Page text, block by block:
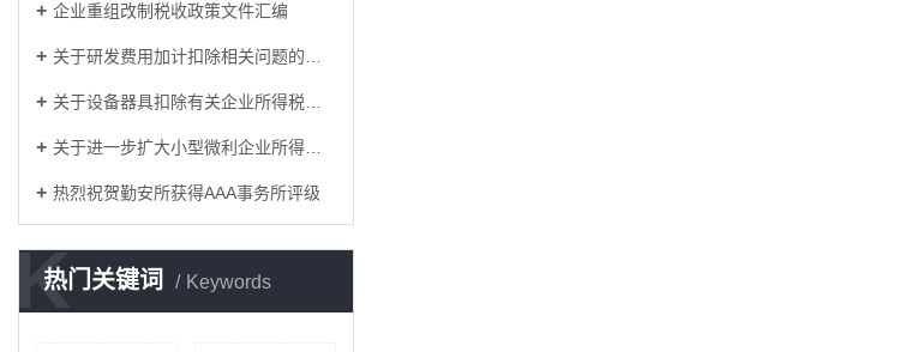
企业重组改制税收政策文件汇编
关于研发费用加计扣除相关问题的答复
关于设备器具扣除有关企业所得税政策的通知
关于进一步扩大小型微利企业所得税优惠政策范围的通知
热烈祝贺勤安所获得AAA事务所评级
热门关键词 Keywords
K